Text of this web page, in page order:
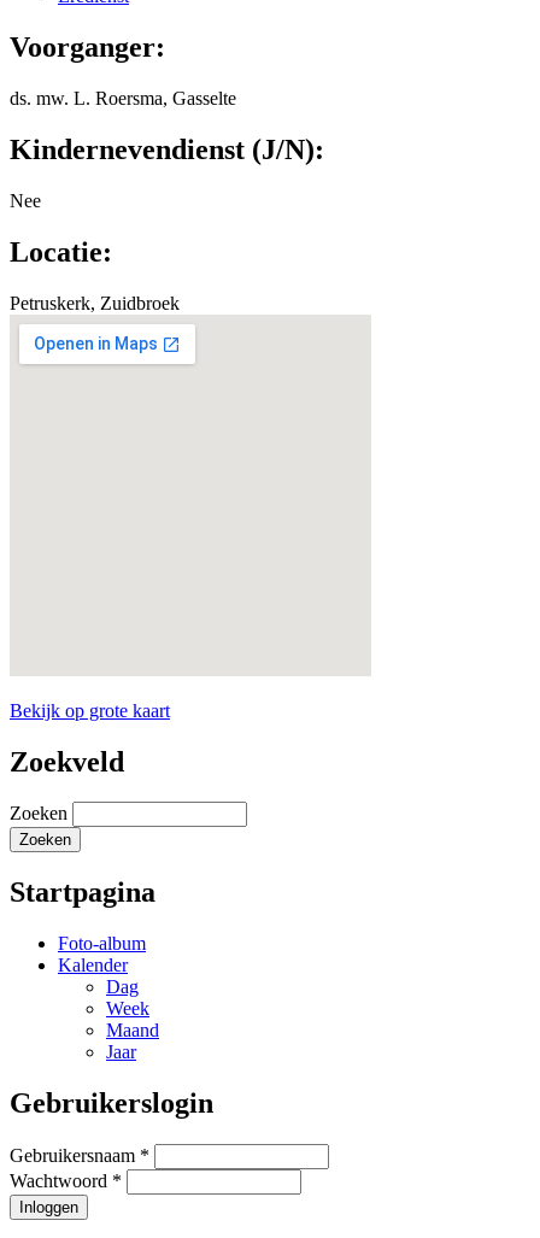
Voorganger:
ds. mw. L. Roersma, Gasselte
Kindernevendienst (J/N):
Nee
Locatie:
Petruskerk, Zuidbroek
Bekijk op grote kaart
Zoekveld
Zoeken
Startpagina
Foto-album
Kalender
Dag
Week
Maand
Jaar
Gebruikerslogin
Gebruikersnaam *
Wachtwoord *